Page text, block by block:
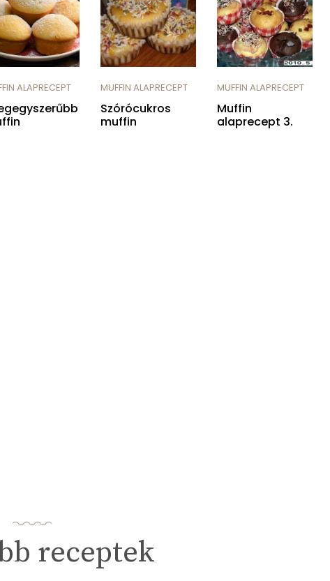
ALAPRECEPT MUFFIN ALAPRECEPT
Szórócukros
muffin
MUFFIN ALAPRECEPT
Muffin
alaprecept 3.
receptek